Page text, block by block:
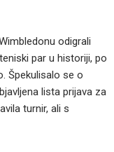
odigrali
par u historiji, po
Špekulisalo se o
lista prijava za
turnir, ali s